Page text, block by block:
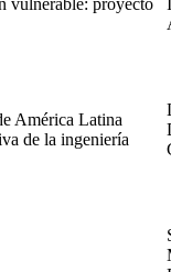
vulnerable: proyecto
América Latina
de la ingeniería